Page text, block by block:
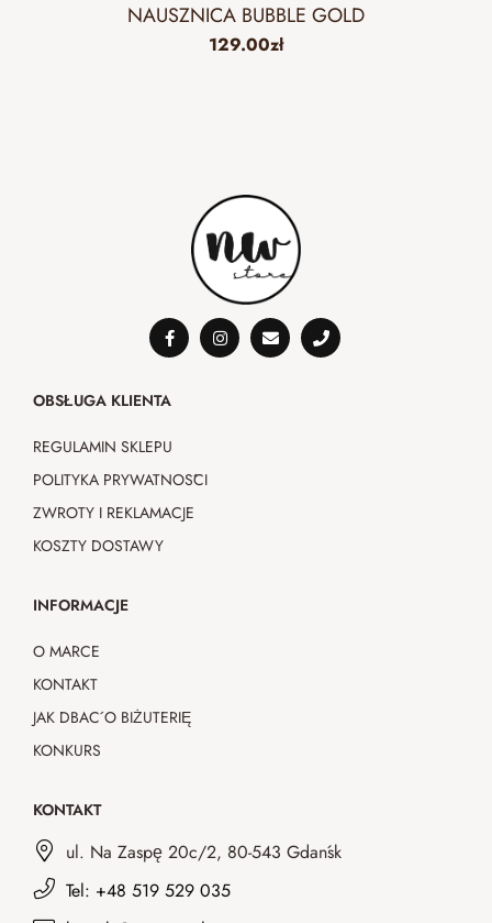
NAUSZNICA BUBBLE GOLD
129.00zł
OBSŁUGA KLIENTA
REGULAMIN SKLEPU
POLITYKA PRYWATNOŚCI
ZWROTY I REKLAMACJE
KOSZTY DOSTAWY
INFORMACJE
O MARCE
KONTAKT
JAK DBAĆ O BIŻUTERIĘ
KONKURS
KONTAKT
ul. Na Zaspę 20c/2, 80-543 Gdańsk
Tel: +48 519 529 035